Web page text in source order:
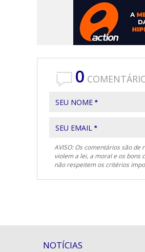
0
SEU NOME *
SEU EMAIL *
AVISO: Os comentários são
violem a lei, a moral e os
não respeitem os critérios
NOTÍCIAS